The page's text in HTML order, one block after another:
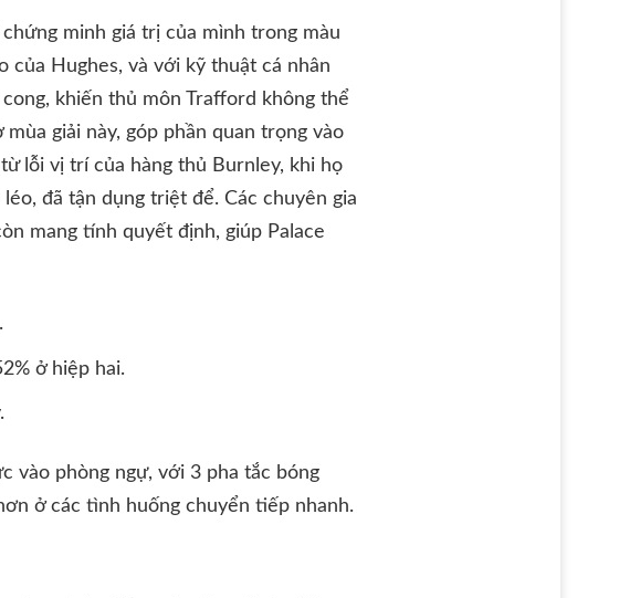
minh giá trị của mình trong màu
của Hughes, và với kỹ thuật cá nhân
khiến thủ môn Trafford không thể
giải này, góp phần quan trọng vào
lỗi vị trí của hàng thủ Burnley, khi họ
đã tận dụng triệt để. Các chuyên gia
mang tính quyết định, giúp Palace
ở hiệp hai.
vào phòng ngự, với 3 pha tắc bóng
ở các tình huống chuyển tiếp nhanh.